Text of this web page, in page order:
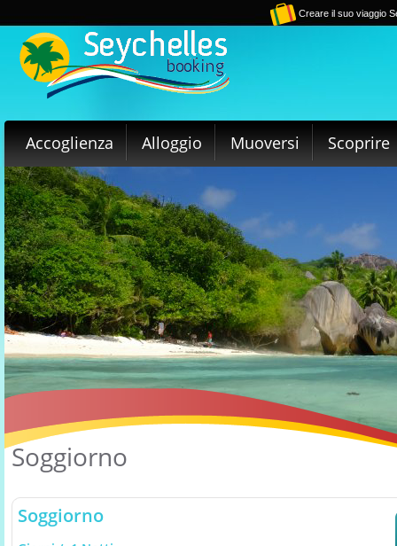
Creare il suo viaggio
Accoglienza Alloggio Muoversi Scoprire
Soggiorno
Soggiorno